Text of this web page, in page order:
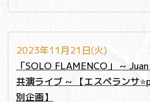
2023年11月21日(火)
「SOLO FLAMENCO」 ~
共演ライブ ~ 【エスペランサ
別企画】